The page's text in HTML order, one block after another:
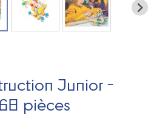
Junior -
pièces